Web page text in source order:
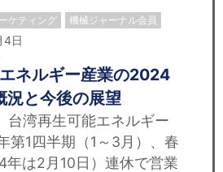
ケティング 機械ジャーナル会員
4日
ネルギー産業の2024
況と今後の展望
湾再生可能エネルギー
第1四半期（1～3月）、春
年は2月10日）連休で営業